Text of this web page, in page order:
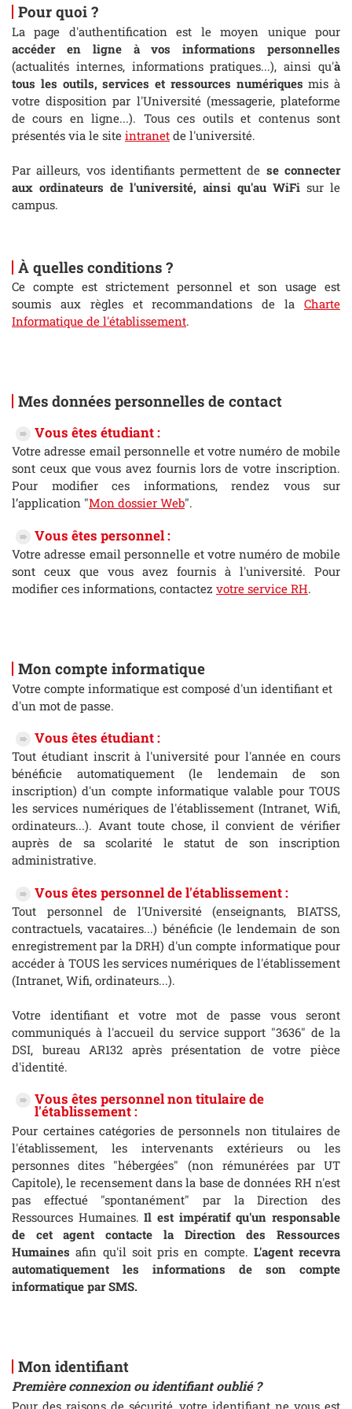
Pour quoi ?
La page d'authentification est le moyen unique pour
accéder en ligne à vos informations personnelles
(actualités internes, informations pratiques...), ainsi qu'à
tous les outils, services et ressources numériques mis à
votre disposition par l'Université (messagerie, plateforme
de cours en ligne...). Tous ces outils et contenus sont
présentés via le site intranet de l'université.
Par ailleurs, vos identifiants permettent de se connecter
aux ordinateurs de l'université, ainsi qu'au WiFi sur le
campus.
À quelles conditions ?
Ce compte est strictement personnel et son usage est
soumis aux règles et recommandations de la Charte
Informatique de l'établissement.
Mes données personnelles de contact
Vous êtes étudiant :
Votre adresse email personnelle et votre numéro de mobile
sont ceux que vous avez fournis lors de votre inscription.
Pour modifier ces informations, rendez vous sur
l’application "Mon dossier Web".
Vous êtes personnel :
Votre adresse email personnelle et votre numéro de mobile
sont ceux que vous avez fournis à l'université. Pour
modifier ces informations, contactez votre service RH.
Mon compte informatique
Votre compte informatique est composé d'un identifiant et
d'un mot de passe.
Vous êtes étudiant :
Tout étudiant inscrit à l'université pour l'année en cours
bénéficie automatiquement (le lendemain de son
inscription) d'un compte informatique valable pour TOUS
les services numériques de l'établissement (Intranet, Wifi,
ordinateurs...). Avant toute chose, il convient de vérifier
auprès de sa scolarité le statut de son inscription
administrative.
Vous êtes personnel de l'établissement :
Tout personnel de l'Université (enseignants, BIATSS,
contractuels, vacataires...) bénéficie (le lendemain de son
enregistrement par la DRH) d'un compte informatique pour
accéder à TOUS les services numériques de l'établissement
(Intranet, Wifi, ordinateurs...).
Votre identifiant et votre mot de passe vous seront
communiqués à l'accueil du service support "3636" de la
DSI, bureau AR132 après présentation de votre pièce
d'identité.
Vous êtes personnel non titulaire de
l'établissement :
Pour certaines catégories de personnels non titulaires de
l'établissement, les intervenants extérieurs ou les
personnes dites "hébergées" (non rémunérées par UT
Capitole), le recensement dans la base de données RH n'est
pas effectué "spontanément" par la Direction des
Ressources Humaines.Il est impératif qu'un responsable
de cet agent contacte la Direction des Ressources
Humaines afin qu'il soit pris en compte. L'agent recevra
automatiquement les informations de son compte
informatique par SMS.
Mon identifiant
Première connexion ou identifiant oublié ?
Pour des raisons de sécurité, votre identifiant ne vous est